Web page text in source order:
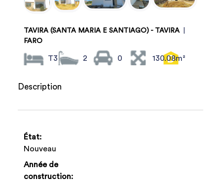
TAVIRA (SANTA MARIA E SANTIAGO) - TAVIRA
FARO
T3 2 0 130.08m²
Description
État:
Nouveau
Année de
construction: